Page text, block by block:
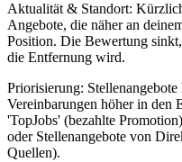
Aktualität & Standort:
Angebote, die näher an
Position. Die Bewertung
die Entfernung wird.
Priorisierung:
Vereinbarungen höher in den
'TopJobs' (bezahlte
oder Stellenangebote von
Quellen).